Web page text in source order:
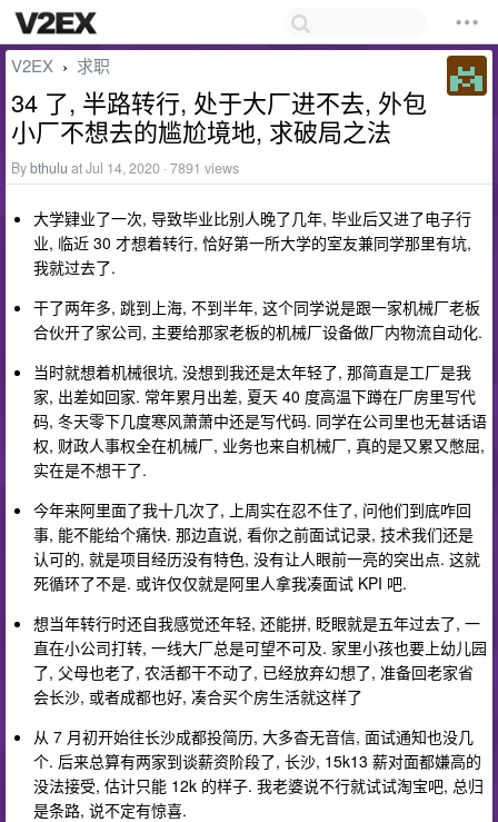
V2EX › 求职
34 了, 半路转行, 处于大厂进不去, 外包
小厂不想去的尴尬境地, 求破局之法
Bybthulu at Jul 14, 2020 · 7891 views
大学肄业了一次, 导致毕业比别人晚了几年, 毕业后又进了电子行
业, 临近 30 才想着转行, 恰好第一所大学的室友兼同学那里有坑,
我就过去了.
干了两年多, 跳到上海, 不到半年, 这个同学说是跟一家机械厂老板
合伙开了家公司, 主要给那家老板的机械厂设备做厂内物流自动化.
当时就想着机械很坑, 没想到我还是太年轻了, 那简直是工厂是我
家, 出差如回家. 常年累月出差, 夏天 40 度高温下蹲在厂房里写代
码, 冬天零下几度寒风萧萧中还是写代码. 同学在公司里也无甚话语
权, 财政人事权全在机械厂, 业务也来自机械厂, 真的是又累又憋屈,
实在是不想干了.
今年来阿里面了我十几次了, 上周实在忍不住了, 问他们到底咋回
事, 能不能给个痛快. 那边直说, 看你之前面试记录, 技术我们还是
认可的, 就是项目经历没有特色, 没有让人眼前一亮的突出点. 这就
死循环了不是. 或许仅仅就是阿里人拿我凑面试 KPI 吧.
想当年转行时还自我感觉还年轻, 还能拼, 眨眼就是五年过去了, 一
直在小公司打转, 一线大厂总是可望不可及. 家里小孩也要上幼儿园
了, 父母也老了, 农活都干不动了, 已经放弃幻想了, 准备回老家省
会长沙, 或者成都也好, 凑合买个房生活就这样了
从 7 月初开始往长沙成都投简历, 大多杳无音信, 面试通知也没几
个. 后来总算有两家到谈薪资阶段了, 长沙, 15k13 薪对面都嫌高的
没法接受, 估计只能 12k 的样子. 我老婆说不行就试试淘宝吧, 总归
是条路, 说不定有惊喜.